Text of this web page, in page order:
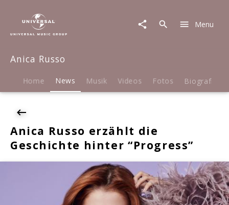
News
Anica
erzählt
die
hinter
Menu
Anica Russo
Home News Musik Videos Fotos Biografie
Anica Russo erzählt die
Geschichte hinter “Progress”